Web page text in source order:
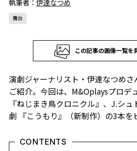
執筆者： 伊達なつめ
舞台
この記事の画像一覧を
演劇ジャーナリスト・伊達なつめ
ご紹介。今回は、M&Oplaysプロデ
『ねじまき鳥クロニクル』、J.シ
劇 『こうもり』（新制作）の3本を
CONTENTS